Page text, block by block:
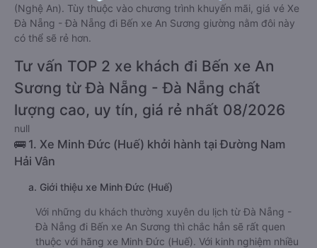
(Nghệ An). Tùy thuộc vào chương trình khuyến mãi, giá vé Xe
Đà Nẵng - Đà Nẵng đi Bến xe An Sương giường nằm đôi này
có thể sẽ rẻ hơn.
Tư vấn TOP 2 xe khách đi Bến xe An
Sương từ Đà Nẵng - Đà Nẵng chất
lượng cao, uy tín, giá rẻ nhất 08/2026
null
🚌 1. Xe Minh Đức (Huế) khởi hành tại Đường Nam
Hải Vân
a. Giới thiệu xe Minh Đức (Huế)
Với những du khách thường xuyên du lịch từ Đà Nẵng -
Đà Nẵng đi Bến xe An Sương thì chắc hẳn sẽ rất quen
thuộc với hãng xe Minh Đức (Huế). Với kinh nghiệm nhiều